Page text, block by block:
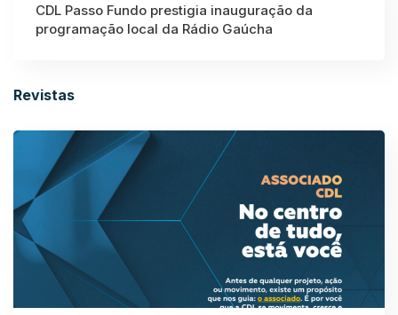
CDL Passo Fundo prestigia inauguração da
programação local da Rádio Gaúcha
Revistas